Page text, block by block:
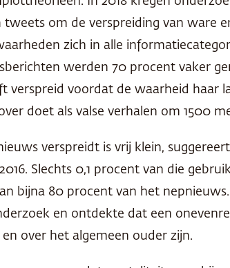
om de verspreiding van ware
zich in alle
werden 70 procent vaker
verspreid voordat de waarheid haar
doet als valse verhalen om 1500
verspreidt is vrij klein,
Slechts 0,1 procent van die
bijna 80 procent van het
en ontdekte dat een
over het algemeen ouder zijn.